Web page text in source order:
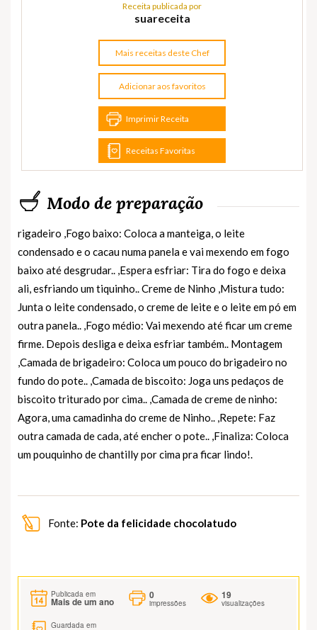
Receita publicada por
suareceita
Mais receitas deste Chef
Adicionar aos favoritos
Imprimir Receita
Receitas Favoritas
Modo de preparação
rigadeiro ,Fogo baixo: Coloca a manteiga, o leite
condensado e o cacau numa panela e vai mexendo em fogo
baixo até desgrudar.. ,Espera esfriar: Tira do fogo e deixa
ali, esfriando um tiquinho.. Creme de Ninho ,Mistura tudo:
Junta o leite condensado, o creme de leite e o leite em pó em
outra panela.. ,Fogo médio: Vai mexendo até ficar um creme
firme. Depois desliga e deixa esfriar também.. Montagem
,Camada de brigadeiro: Coloca um pouco do brigadeiro no
fundo do pote.. ,Camada de biscoito: Joga uns pedaços de
biscoito triturado por cima.. ,Camada de creme de ninho:
Agora, uma camadinha do creme de Ninho.. ,Repete: Faz
outra camada de cada, até encher o pote.. ,Finaliza: Coloca
um pouquinho de chantilly por cima pra ficar lindo!.
Fonte: Pote da felicidade chocolatudo
Publicada em
Mais de um ano
0
impressões
19
visualizações
Guardada em